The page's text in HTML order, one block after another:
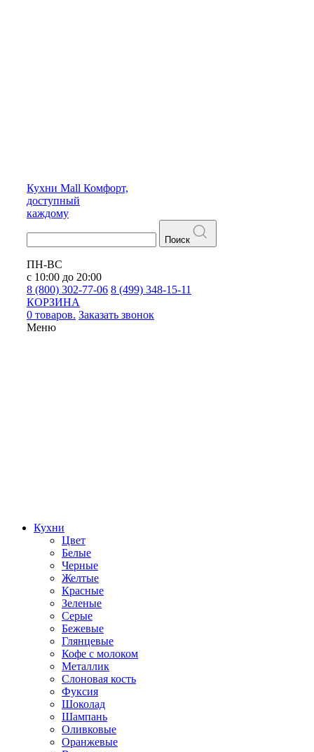
Кухни Mall Комфорт,
доступный
каждому
Поиск
ПН-ВС
с 10:00 до 20:00
8 (800) 302-77-06 8 (499) 348-15-11
КОРЗИНА
0 товаров. Заказать звонок
Меню
Кухни
Цвет
Белые
Черные
Желтые
Красные
Зеленые
Серые
Бежевые
Глянцевые
Кофе с молоком
Металлик
Слоновая кость
Фуксия
Шоколад
Шампань
Оливковые
Оранжевые